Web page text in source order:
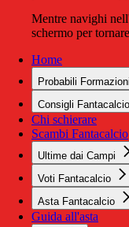
Mentre navighi
schermo per
Home
Probabili Formazioni
Consigli Fantacalcio
Chi schierare
Scambi Fantacalcio
Ultime dai Campi
Voti Fantacalcio
Asta Fantacalcio
Guida all'asta